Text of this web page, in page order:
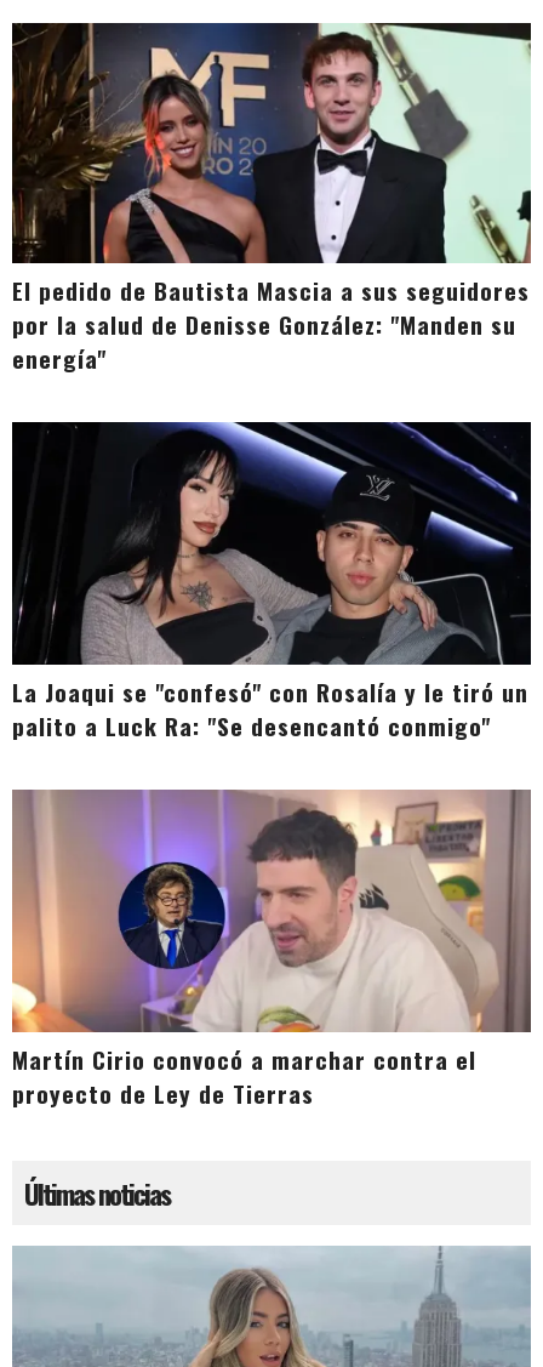
El pedido de Bautista Mascia a sus seguidores
por la salud de Denisse González: "Manden su
energía"
La Joaqui se "confesó" con Rosalía y le tiró un
palito a Luck Ra: "Se desencantó conmigo"
Martín Cirio convocó a marchar contra el
proyecto de Ley de Tierras
Últimas noticias